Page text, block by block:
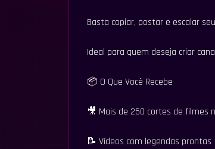
Basta copiar, postar e escalar
Ideal para quem deseja criar
📦 O Que Você Recebe
🎥 Mais de 250 cortes de filmes
📝 Vídeos com legendas prontas